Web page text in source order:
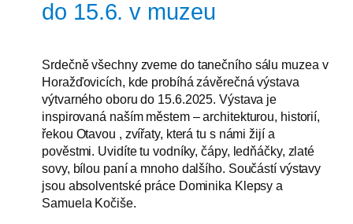
do 15.6. v muzeu
Srdečně všechny zveme do tanečního sálu muzea v
Horažďovicích, kde probíhá závěrečná výstava
výtvarného oboru do 15.6.2025. Výstava je
inspirovaná naším městem – architekturou, historií,
řekou Otavou , zvířaty, která tu s námi žijí a
pověstmi. Uvidíte tu vodníky, čápy, ledňáčky, zlaté
sovy, bílou paní a mnoho dalšího. Součástí výstavy
jsou absolventské práce Dominika Klepsy a
Samuela Kočiše.